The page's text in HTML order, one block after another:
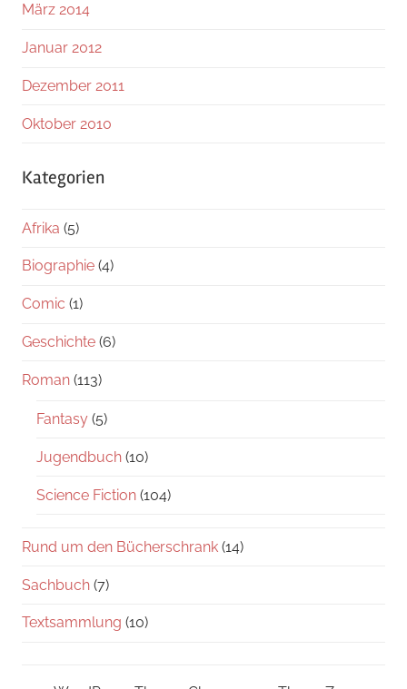
März 2014
Januar 2012
Dezember 2011
Oktober 2010
Kategorien
Afrika (5)
Biographie (4)
Comic (1)
Geschichte (6)
Roman (113)
Fantasy (5)
Jugendbuch (10)
Science Fiction (104)
Rund um den Bücherschrank (14)
Sachbuch (7)
Textsammlung (10)